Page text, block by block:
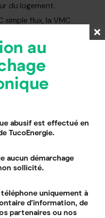
du logement.
simple flux, la VMC
peutrafraîchir l’air
double flux présente
de connaître.
peut s’avérer
des économies de
départapparaît
un frein.
au
abusif est effectué en
TucoEnergie.
aucun démarchage
sollicité.
uniquement à
d’information, de
partenaires ou nos